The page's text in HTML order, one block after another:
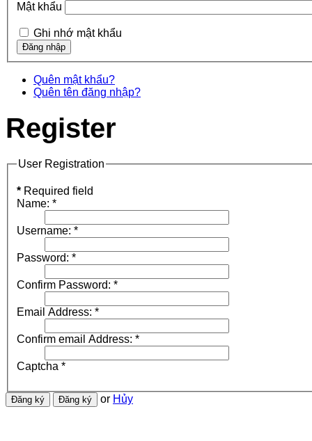
Mật khẩu
Ghi nhớ mật khẩu
Quên mật khẩu?
Quên tên đăng nhập?
Register
User Registration
* Required field
Name: *
Username: *
Password: *
Confirm Password: *
Email Address: *
Confirm email Address: *
Captcha *
or Hủy